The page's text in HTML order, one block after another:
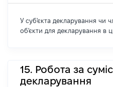
У суб'єкта декларування чи
об'єкти для декларування в
15. Робота за
декларування